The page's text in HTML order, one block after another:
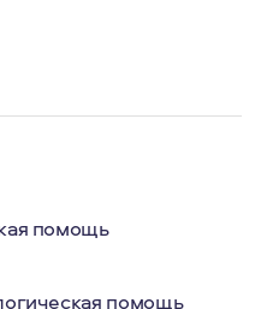
помощь
помощь